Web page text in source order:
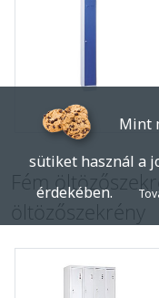
Fém
öltözőszekrény
Mint
sütiket használ a
érdekében.